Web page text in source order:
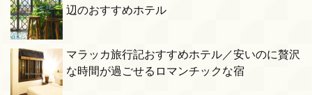
辺のおすすめホテル
マラッカ旅行記おすすめホテル／安いのに贅沢
な時間が過ごせるロマンチックな宿